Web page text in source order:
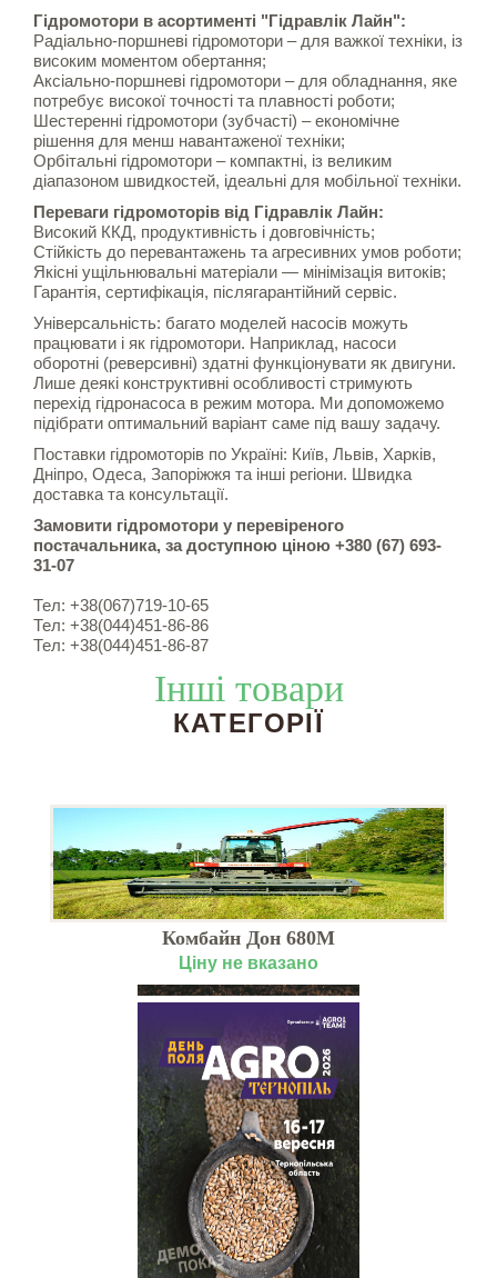
Гідромотори в асортименті "Гідравлік Лайн":
Радіально-поршневі гідромотори – для важкої техніки, із
високим моментом обертання;
Аксіально-поршневі гідромотори – для обладнання, яке
потребує високої точності та плавності роботи;
Шестеренні гідромотори (зубчасті) – економічне
рішення для менш навантаженої техніки;
Орбітальні гідромотори – компактні, із великим
діапазоном швидкостей, ідеальні для мобільної техніки.
Переваги гідромоторів від Гідравлік Лайн:
Високий ККД, продуктивність і довговічність;
Стійкість до перевантажень та агресивних умов роботи;
Якісні ущільнювальні матеріали — мінімізація витоків;
Гарантія, сертифікація, післягарантійний сервіс.
Універсальність: багато моделей насосів можуть
працювати і як гідромотори. Наприклад, насоси
оборотні (реверсивні) здатні функціонувати як двигуни.
Лише деякі конструктивні особливості стримують
перехід гідронасоса в режим мотора. Ми допоможемо
підібрати оптимальний варіант саме під вашу задачу.
Поставки гідромоторів по Україні: Київ, Львів, Харків,
Дніпро, Одеса, Запоріжжя та інші регіони. Швидка
доставка та консультації.
Замовити гідромотори у перевіреного
постачальника, за доступною ціною +380 (67) 693-
31-07
Тел: +38(067)719-10-65
Тел: +38(044)451-86-86
Тел: +38(044)451-86-87
Інші товари
КАТЕГОРІЇ
Комбайн Дон 680М
Ціну не вказано